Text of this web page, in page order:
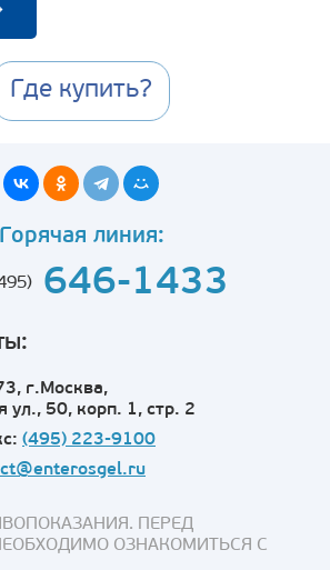
Где купить?
Горячая линия:
646-1433
г.Москва,
ул., 50, корп. 1, стр. 2
(495) 223-9100
ПЕРЕД
ОЗНАКОМИТЬСЯ С